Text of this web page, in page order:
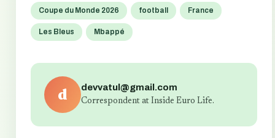
Coupe du Monde 2026 football France
Les Bleus Mbappé
d devvatul@gmail.com
Correspondent at Inside Euro Life.